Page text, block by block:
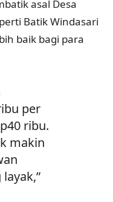
asal Desa
Batik Windasari
baik bagi para
per
ribu.
makin